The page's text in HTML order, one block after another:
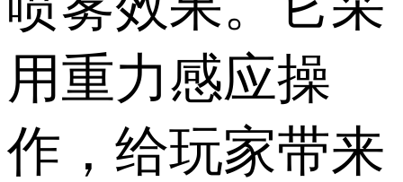
用重力感应操
作，给玩家带来